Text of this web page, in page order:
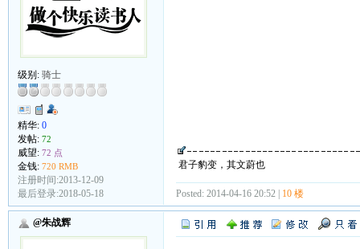
级别: 骑士
精华: 0
发帖: 72
威望: 72 点
金钱: 720 RMB
注册时间:2013-12-09
最后登录:2018-05-18
君子豹变，其文蔚也
Posted: 2014-04-16 20:52 | 10 楼
@朱战辉